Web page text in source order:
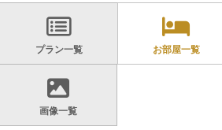
プラン一覧 お部屋一覧
画像一覧